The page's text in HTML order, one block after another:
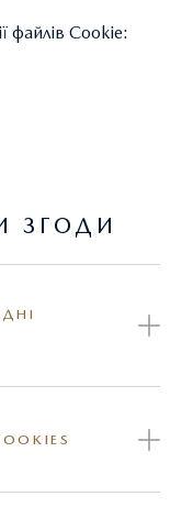
MZALHLPS819.
файлів Cookie:
ЗГОДИ